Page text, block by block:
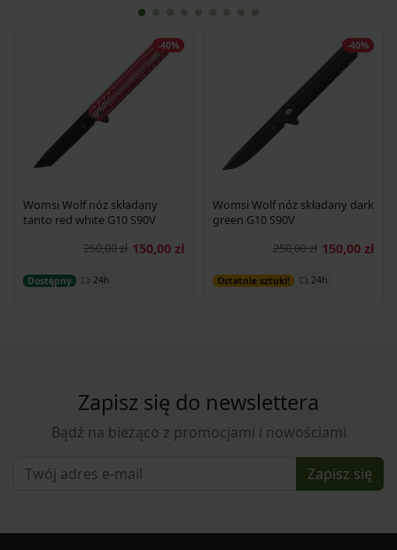
-40%
Womsi Wolf nóż składany
tanto red white G10 S90V
250,00 zł 150,00 zł
Dostępny 24h
Dodaj do koszyka
-40%
Womsi Wolf nóż składany dark
green G10 S90V
250,00 zł 150,00 zł
Ostatnie sztuki! 24h
Dodaj do koszyka
Zapisz się do newslettera
Bądź na bieżąco z promocjami i nowościami
Zapisz się